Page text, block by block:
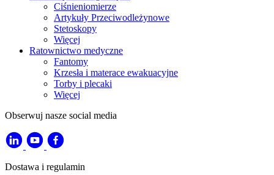
Ciśnieniomierze
Artykuły Przeciwodleżynowe
Stetoskopy
Więcej
Ratownictwo medyczne
Fantomy
Krzesła i materace ewakuacyjne
Torby i plecaki
Więcej
Obserwuj nasze social media
Dostawa i regulamin